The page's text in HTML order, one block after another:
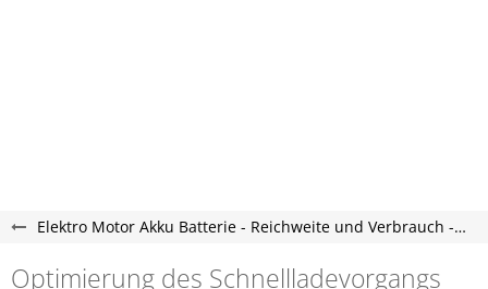
Elektro Motor Akku Batterie - Reichweite und Verbrauch - Explorer Electric Forum
Optimierung des Schnellladevorgangs